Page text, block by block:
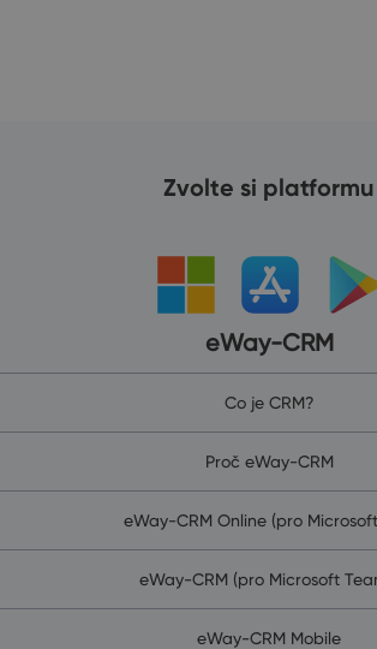
Zvolte si platformu
eWay-CRM
Co je CRM?
Proč eWay-CRM
eWay-CRM Online (pro
eWay-CRM (pro Microsoft
eWay-CRM Mobile